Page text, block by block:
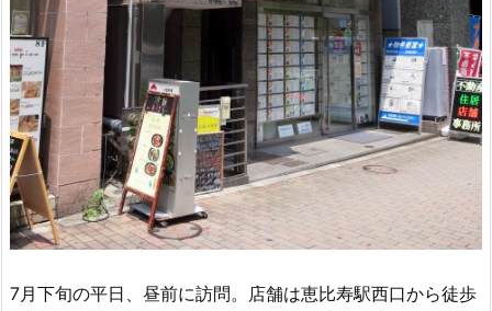
7月下旬の平日、昼前に訪問。店舗は恵比寿駅西口から徒歩